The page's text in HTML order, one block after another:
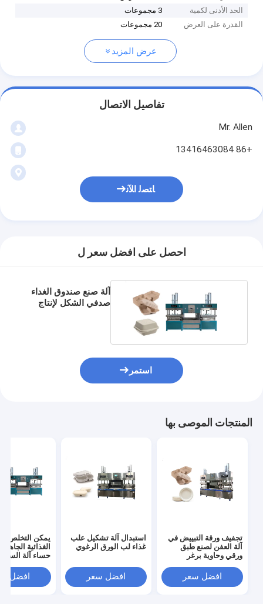
الحد الأدنى لكمية
3 مجموعات
القدرة على العرض
20 مجموعات
عرض المزيد
تفاصيل الاتصال
Mr. Allen
+86 13416463084
ﺎﺘﺼﻟ ﺍﻶﻧ
احصل على افضل سعر ل
آلة صنع صندوق الغداء
صدفي الشكل لإنتاج
استمر
المنتجات الموصى بها
تجفيف ورقة التبييض في
آلة العفن لصنع طبق
ورقي وحاوية برغر
افضل سعر
استبدال آلة تشكيل علب
غذاء لب الورق الرغوي
افضل سعر
يمكن التخلص
الغذائية
حساء آلة
افضل